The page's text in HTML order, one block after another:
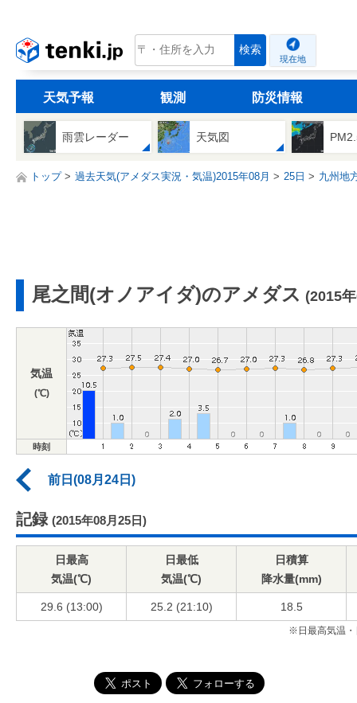
tenki.jp 検索
現在地
天気予報 観測 防災情報
雨雲レーダー 天気図
トップ 過去天気(アメダス実況・気温)2015年08月 25日 九州地
尾之間(オノアイダ)のアメダス (2015
気温
(℃)
時刻
前日(08月24日)
記録 (2015年08月25日)
日最高
気温(℃)
日最低
気温(℃)
日積算
降水量(mm)
29.6 (13:00) 25.2 (21:10) 18.5
※日最高気温・